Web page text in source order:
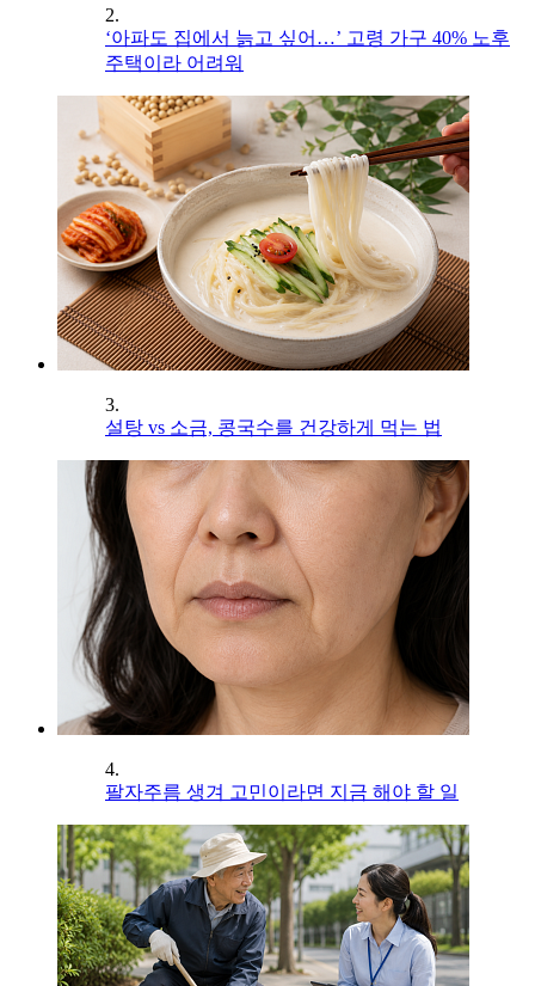
2.
‘아파도 집에서 늙고 싶어…’ 고령 가구 40% 노후
주택이라 어려워
3.
설탕 vs 소금, 콩국수를 건강하게 먹는 법
4.
팔자주름 생겨 고민이라면 지금 해야 할 일